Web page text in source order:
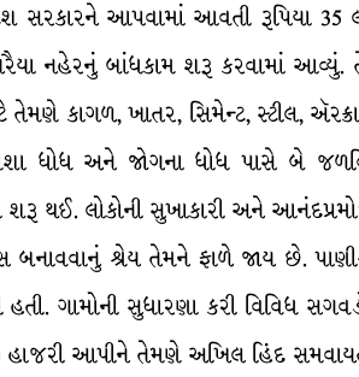
સરકારને આપવામાં આવતી રૂપિયા
નહેરનું બાંધકામ શરૂ કરવામાં
તેમણે કાગળ, ખાતર, સિમેન્ટ, સ્ટીલ,
ધોધ અને જોગના ધોધ પાસે બે
થઈ. લોકોની સુખાકારી અને
બનાવવાનું શ્રેય તેમને ફાળે જાય છે.
હતી. ગામોની સુધારણા કરી વિવિધ
હાજરી આપીને તેમણે અખિલ હિંદ